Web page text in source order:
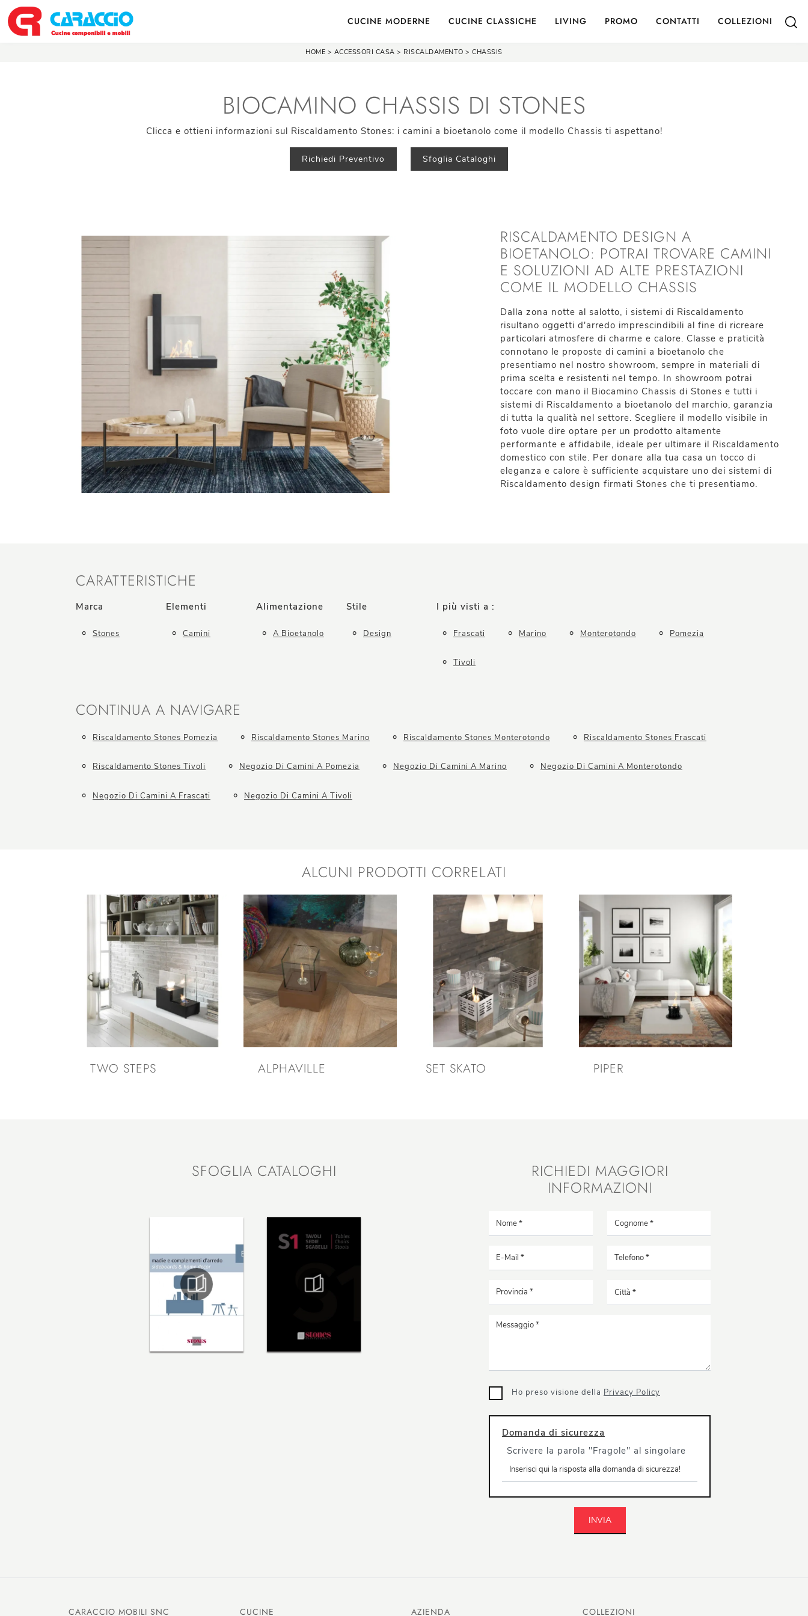
CUCINE MODERNE CUCINE CLASSICHE LIVING PROMO CONTATTI COLLEZIONI
HOME > ACCESSORI CASA > RISCALDAMENTO >CHASSIS
BIOCAMINO CHASSIS DI STONES
Clicca e ottieni informazioni sul Riscaldamento Stones: i camini a bioetanolo come il modello Chassis ti aspettano!
Richiedi Preventivo Sfoglia Cataloghi
RISCALDAMENTO DESIGN A
BIOETANOLO: POTRAI TROVARE CAMINI
E SOLUZIONI AD ALTE PRESTAZIONI
COME IL MODELLO CHASSIS
Dalla zona notte al salotto, i sistemi di Riscaldamento
risultano oggetti d'arredo imprescindibili al fine di ricreare
particolari atmosfere di charme e calore. Classe e praticità
connotano le proposte di camini a bioetanolo che
presentiamo nel nostro showroom, sempre in materiali di
prima scelta e resistenti nel tempo. In showroom potrai
toccare con mano il Biocamino Chassis di Stones e tutti i
sistemi di Riscaldamento a bioetanolo del marchio, garanzia
di tutta la qualità nel settore. Scegliere il modello visibile in
foto vuole dire optare per un prodotto altamente
performante e affidabile, ideale per ultimare il Riscaldamento
domestico con stile. Per donare alla tua casa un tocco di
eleganza e calore è sufficiente acquistare uno dei sistemi di
Riscaldamento design firmati Stones che ti presentiamo.
CARATTERISTICHE
Marca
Stones
Elementi
Camini
Alimentazione
A Bioetanolo
Stile
Design
I più visti a :
Frascati Marino Monterotondo Pomezia
Tivoli
CONTINUA A NAVIGARE
Riscaldamento Stones Pomezia Riscaldamento Stones Marino Riscaldamento Stones Monterotondo Riscaldamento Stones Frascati
Riscaldamento Stones Tivoli Negozio Di Camini A Pomezia Negozio Di Camini A Marino Negozio Di Camini A Monterotondo
Negozio Di Camini A Frascati Negozio Di Camini A Tivoli
ALCUNI PRODOTTI CORRELATI
TWO STEPS ALPHAVILLE SET SKATO PIPER
SFOGLIA CATALOGHI
RICHIEDI MAGGIORI
INFORMAZIONI
Ho preso visione della Privacy Policy
Domanda di sicurezza
Scrivere la parola "Fragole" al singolare
INVIA
CARACCIO MOBILI SNC CUCINE AZIENDA COLLEZIONI